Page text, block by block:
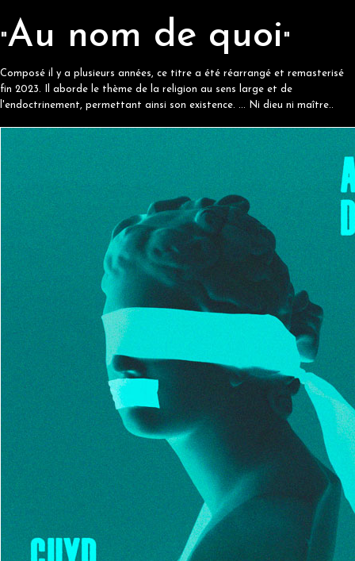
"Au nom de quoi "
Composé il y a plusieurs années, ce titre a été réarrangé et remasterisé
fin 2023. Il aborde le thème de la religion au sens large et de
l'endoctrinement, permettant ainsi son existence. ... Ni dieu ni maître..